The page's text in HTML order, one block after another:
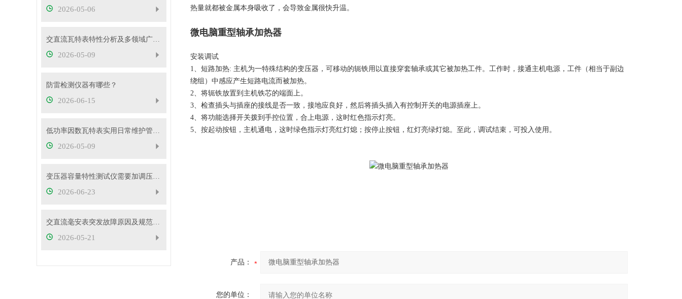
2026-05-06
交直流瓦特表特性分析及多领域广泛应用
2026-05-09
防雷检测仪器有哪些？
2026-06-15
低功率因数瓦特表实用日常维护管控措施
2026-05-09
变压器容量特性测试仪需要加调压器吗？
2026-06-23
交直流毫安表突发故障原因及规范处理流程
2026-05-21
热量就都被金属本身吸收了，会导致金属很快升温。
微电脑重型轴承加热器
安装调试
1、短路加热: 主机为一特殊结构的变压器，可移动的轭铁用以直接穿套轴承或其它被加热工件。工作时，接通主机电源，工件（相当于副边
绕组）中感应产生短路电流而被加热。
2、将轭铁放置到主机铁芯的端面上。
3、检查插头与插座的接线是否一致，接地应良好，然后将插头插入有控制开关的电源插座上。
4、将功能选择开关拨到手控位置，合上电源，这时红色指示灯亮。
5、按起动按钮，主机通电，这时绿色指示灯亮红灯熄；按停止按钮，红灯亮绿灯熄。至此，调试结束，可投入使用。
产品：
您的单位：